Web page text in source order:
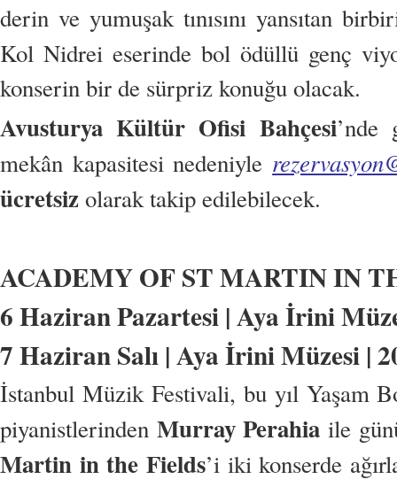
derin ve yumuşak tınısını yansıtan
Kol Nidrei eserinde bol ödüllü genç
konserin bir de sürpriz konuğu olacak.
Avusturya Kültür Ofisi Bahçesi’nde
mekân kapasitesi nedeniyle
ücretsizolarak takip edilebilecek.
ACADEMY OF ST MARTIN IN
6 Haziran Pazartesi | Aya İrini
7 Haziran Salı | Aya İrini Müzesi |
İstanbul Müzik Festivali, bu yıl Yaşam
piyanistlerinden Murray Perahia ile
Martin in the Fields’i iki konserde